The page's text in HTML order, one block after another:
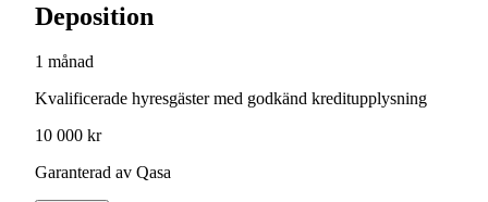
Deposition
1 månad
Kvalificerade hyresgäster med godkänd kreditupplysning
10 000 kr
Garanterad av Qasa